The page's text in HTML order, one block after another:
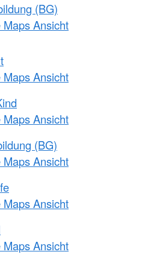
(BG)
Ansicht
Ansicht
Ansicht
(BG)
Ansicht
Ansicht
Ansicht